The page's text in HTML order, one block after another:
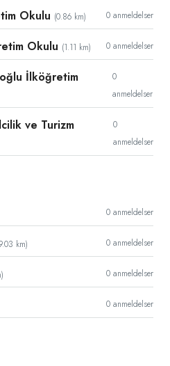
Okulu (0.86 km) 0 anmeldelser
Okulu (1.11 km) 0 anmeldelser
İlköğretim
0
anmeldelser
ve Turizm
0
anmeldelser
0 anmeldelser
km) 0 anmeldelser
0 anmeldelser
0 anmeldelser